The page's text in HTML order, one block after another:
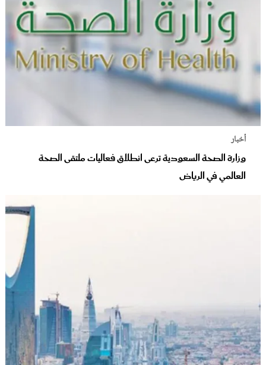
أخبار
وزارة الصحة السعودية ترعى انطلاق فعاليات ملتقى الصحة
العالمي في الرياض